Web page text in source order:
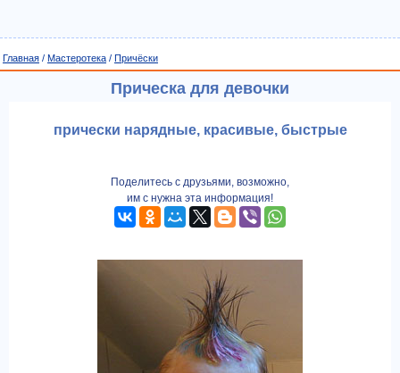
Главная / Мастеротека / Причёски
Прическа для девочки
прически нарядные, красивые, быстрые
Поделитесь с друзьями, возможно,
им с нужна эта информация!